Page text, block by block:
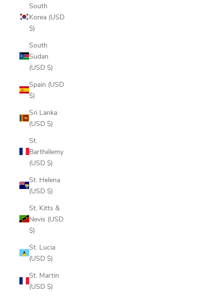
South
Korea (USD
$)
South
Sudan
(USD $)
Spain (USD
$)
Sri Lanka
(USD $)
St.
Barthélemy
(USD $)
St. Helena
(USD $)
St. Kitts &
Nevis (USD
$)
St. Lucia
(USD $)
St. Martin
(USD $)